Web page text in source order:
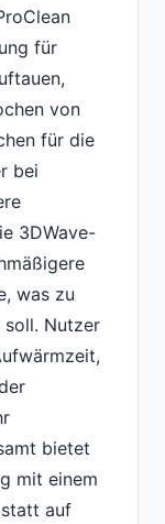
für
von
für die
bei
3DWave-
was zu
soll. Nutzer
bietet
mit einem
auf